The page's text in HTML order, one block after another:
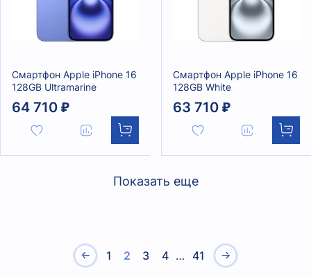
Смартфон Apple iPhone 16
128GB Ultramarine
64 710 ₽
Смартфон Apple iPhone 16
128GB White
63 710 ₽
Показать еще
1 2 3 4 … 41